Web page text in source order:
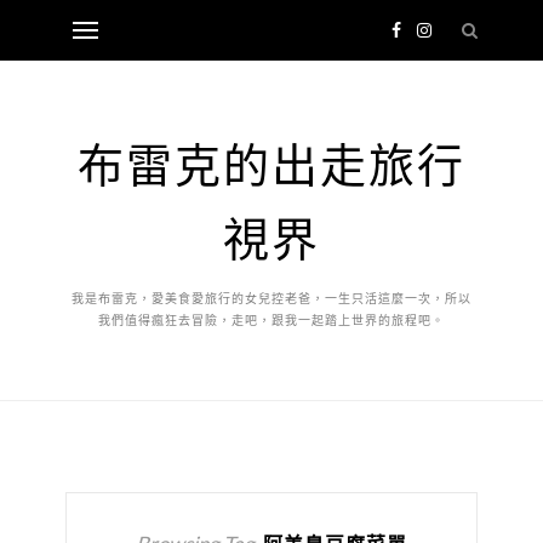
布雷克的出走旅行
視界
我是布雷克，愛美食愛旅行的女兒控老爸，一生只活這麼一次，所以
我們值得瘋狂去冒險，走吧，跟我一起踏上世界的旅程吧。